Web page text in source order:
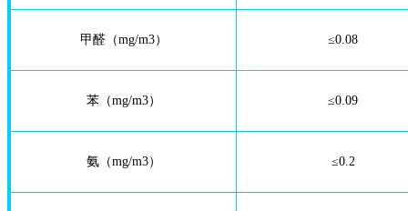
甲醛（mg/m3） ≤0.08
苯（mg/m3） ≤0.09
氨（mg/m3） ≤0.2